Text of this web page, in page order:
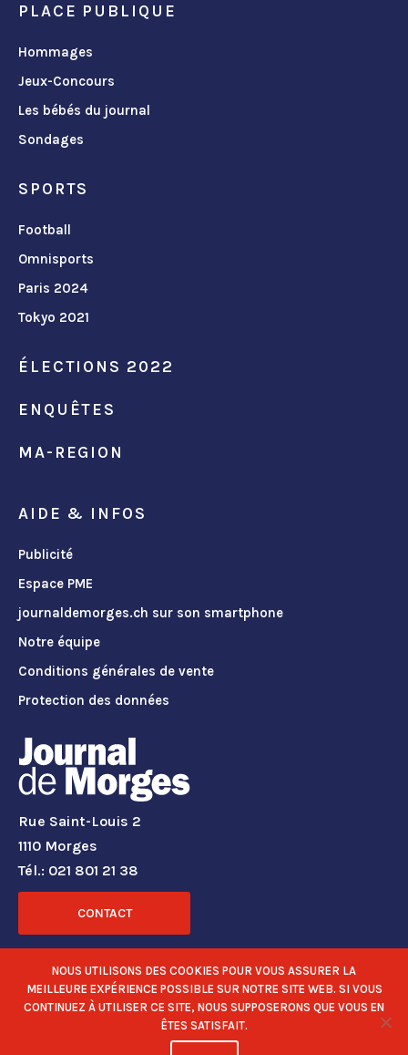
PLACE PUBLIQUE
Hommages
Jeux-Concours
Les bébés du journal
Sondages
SPORTS
Football
Omnisports
Paris 2024
Tokyo 2021
ÉLECTIONS 2022
ENQUÊTES
MA-REGION
AIDE & INFOS
Publicité
Espace PME
journaldemorges.ch sur son smartphone
Notre équipe
Conditions générales de vente
Protection des données
Rue Saint-Louis 2
1110 Morges
Tél.: 021 801 21 38
CONTACT
RÉSEAUX SOCIAUX
NOUS UTILISONS DES COOKIES POUR VOUS ASSURER LA
MEILLEURE EXPÉRIENCE POSSIBLE SUR NOTRE SITE WEB. SI VOUS
CONTINUEZ À UTILISER CE SITE, NOUS SUPPOSERONS QUE VOUS EN
ÊTES SATISFAIT.